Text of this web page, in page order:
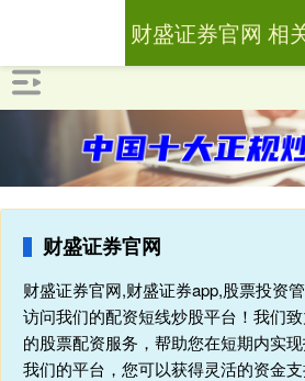
财盛证券官网
财盛证券官网,财盛证券app,股票投资
访问我们的配资短线炒股平台！我们
的股票配资服务，帮助您在短期内实
我们的平台，您可以获得灵活的资金
财盛证券官网 相